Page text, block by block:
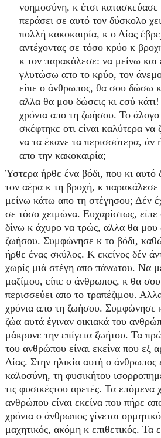
νοημοσύνη, κ έτσι κατασκεύασε
περάσει σε αυτό τον δύσκολο
πολλή κακοκαιρία, κ ο Δίας
αντέχοντας σε τόσο κρύο κ
κ τον παρακάλεσε: να μείνω και
γλυτώσω απο το κρύο, τον
είπε ο άνθρωπος, θα σου δώσω κ
αλλα θα μου δώσεις κι εσύ
χρόνια απο τη ζωήσου. Το
σκέφτηκε οτι είναι καλύτερα να
να τα έκανε τα περισσότερα, άν
απο την κακοκαιρία;
Ύστερα ήρθε ένα βόδι, που κι αυτό
τον αέρα κ τη βροχή, κ
μείνω κάτω απο τη στέγησου; Δέν
σε τόσο χειμώνα. Ευχαρίστως,
δίνω κ άχυρο να τρώς, αλλα θα μου
ζωήσου. Συμφώνησε κ το βόδι,
ήρθε ένας σκύλος. Κ εκείνος δέν
χωρίς μιά στέγη απο πάνωτου. Να
μαζίμου, είπε ο άνθρωπος, κ θα
περισσεύει απο το τραπέζιμου.
χρόνια απο τη ζωήσου. Συμφώνησε
ζώα αυτά έγιναν οικιακά του
μάκρυνε την επίγεια ζωήτου. Τα
του ανθρώπου είναι εκείνα που εξ
Δίας. Στην ηλικία αυτή ο άνθρωπος
καλοσύνη, τη φυσικήτου
τις φυσικέςτου αρετές. Τα επόμενα
ανθρώπου είναι εκείνα που πήρε
χρόνια ο άνθρωπος γίνεται
μαχητικός, ακόμη κ επιθετικός. Τα